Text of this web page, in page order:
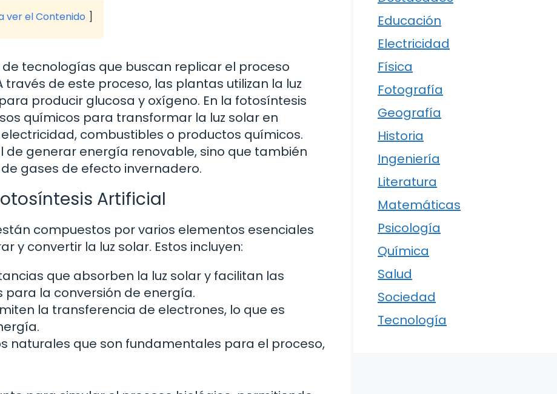
ver el Contenido
tecnologías que buscan replicar el proceso
de este proceso, las plantas utilizan la luz
producir glucosa y oxígeno. En la fotosíntesis
químicos para transformar la luz solar en
combustibles o productos químicos.
de generar energía renovable, sino que también
gases de efecto invernadero.
Artificial
compuestos por varios elementos esenciales
y convertir la luz solar. Estos incluyen:
que absorben la luz solar y facilitan las
la conversión de energía.
la transferencia de electrones, lo que es
naturales que son fundamentales para el proceso,
Educación
Electricidad
Física
Fotografía
Geografía
Historia
Ingeniería
Literatura
Matemáticas
Psicología
Química
Salud
Sociedad
Tecnología